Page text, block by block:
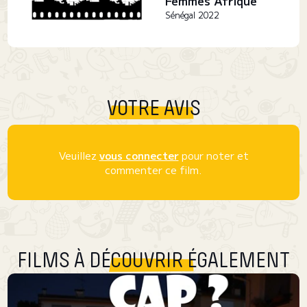
Sénégal 2022
VOTRE AVIS
Veuillez vous connecterpour noter et
commenter ce film.
FILMS À DÉCOUVRIR ÉGALEMENT